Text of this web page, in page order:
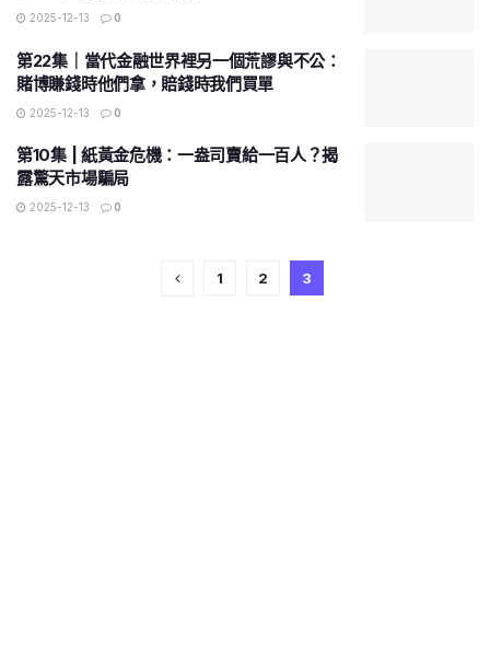
2025-12-13 0
第22集｜當代金融世界裡另一個荒謬與不公：
賭博賺錢時他們拿，賠錢時我們買單
2025-12-13 0
第10集 | 紙黃金危機：一盎司賣給一百人？揭
露驚天市場騙局
2025-12-13 0
1 2 3